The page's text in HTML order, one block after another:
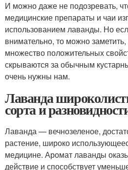
И можно даже не подозревать,
медицинские препараты и чаи
использованием лаванды. Но
внимательно, то можно
множество положительных
скрываются за обычным
очень нужны нам.
Лаванда
сорта и
Лаванда — вечнозеленое,
растение, широко
медицине. Аромат лаванды
действие и способствует